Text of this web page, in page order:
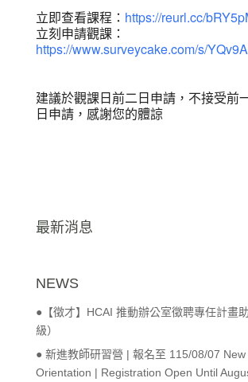
立即查看課程： https://reurl.cc/
立刻申請觀課：
https://www.surveycake.com/s/YQv9A
建議於觀課日前二日申請，不接受前
日申請，感謝您的體諒
最新消息
NEWS
●【徵才】HCAI 推動辦公室徵聘專任計畫
級）
● 新進教師研習營 | 報名至 115/08/07
Orientation | Registration Open Until